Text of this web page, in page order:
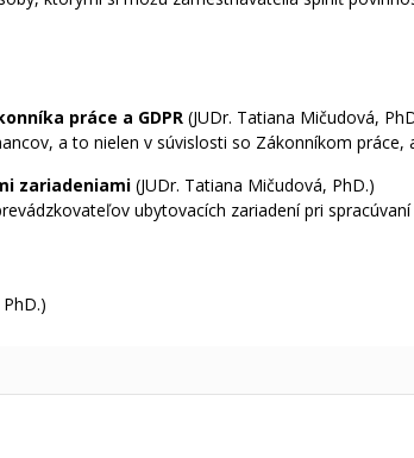
práce a GDPR (JUDr. Tatiana Mičudová,
a to nielen v súvislosti so Zákonníkom
zariadeniami (JUDr. Tatiana Mičudová, PhD.)
ubytovacích zariadení pri